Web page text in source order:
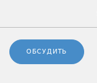
ОБСУДИТЬ